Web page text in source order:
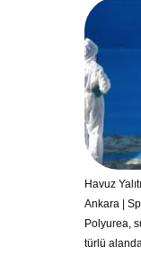
Havuz
Ankara |
Polyurea,
türlü